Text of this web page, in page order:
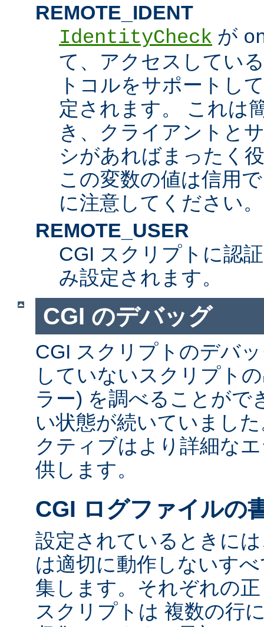
REMOTE_IDENT
IdentityCheck が
て、アクセスしてい
トコルをサポートし
定されます。 これは
き、クライアントと
シがあればまったく
この変数の値は信用
に注意してください。
REMOTE_USER
CGI スクリプトに認
み設定されます。
CGI のデバッグ
CGI スクリプトのデバ
していないスクリプト
ラー) を調べることがで
い状態が続いていまし
クティブはより詳細な
供します。
CGI ログファイルの
設定されているときに
は適切に動作しないす
集します。それぞれの
スクリプトは 複数の行